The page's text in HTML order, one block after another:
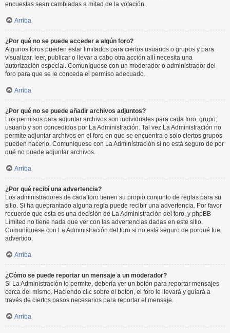
encuestas sean cambiadas a mitad de la votación.
Arriba
¿Por qué no se puede acceder a algún foro?
Algunos foros pueden estar limitados para ciertos usuarios o grupos y para
visualizar, leer, publicar o llevar a cabo otra acción allí necesita una
autorización especial. Comuníquese con un moderador o administrador del
foro para que se le conceda el permiso adecuado.
Arriba
¿Por qué no se puede añadir archivos adjuntos?
Los permisos para adjuntar archivos son individuales para cada foro, grupo,
usuario y son concedidos por La Administración. Tal vez La Administración no
permite adjuntar archivos en el foro en que se encuentra o solo ciertos grupos
pueden hacerlo. Comuníquese con La Administración si no está seguro de por
qué no puede adjuntar archivos.
Arriba
¿Por qué recibí una advertencia?
Los administradores de cada foro tienen su propio conjunto de reglas para su
sitio. Si ha quebrantado alguna regla puede recibir una advertencia. Por favor
recuerde que esta es una decisión de La Administración del foro, y phpBB
Limited no tiene nada que ver con las advertencias dadas en este sitio.
Comuníquese con La Administración del foro si no está seguro de porqué fue
advertido.
Arriba
¿Cómo se puede reportar un mensaje a un moderador?
Si La Administración lo permite, debería ver un botón para reportar mensajes
cerca del mismo. Haciendo clic sobre el botón, el foro le llevará y guiará a
través de ciertos pasos necesarios para reportar el mensaje.
Arriba